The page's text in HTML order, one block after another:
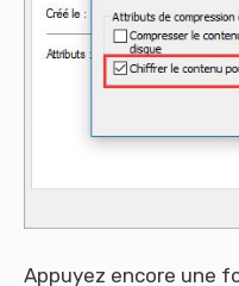
Appuyez encore une